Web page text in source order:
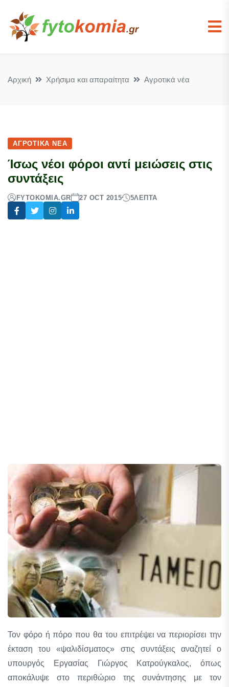
Αρχική Χρήσιμα και απαραίτητα Αγροτικά νέα
ΑΓΡΟΤΙΚΆ ΝΈΑ
Ίσως νέοι φόροι αντί μειώσεις στις
συντάξεις
FYTOKOMIA.GR 27 OCT 2015 5ΛΕΠΤΆ
Τον φόρο ή πόρο που θα του επιτρέψει να περιορίσει την
έκταση του «ψαλιδίσματος» στις συντάξεις αναζητεί ο
υπουργός Εργασίας Γιώργος Κατρούγκαλος, όπως
αποκάλυψε στο περιθώριο της συνάντησης με τον